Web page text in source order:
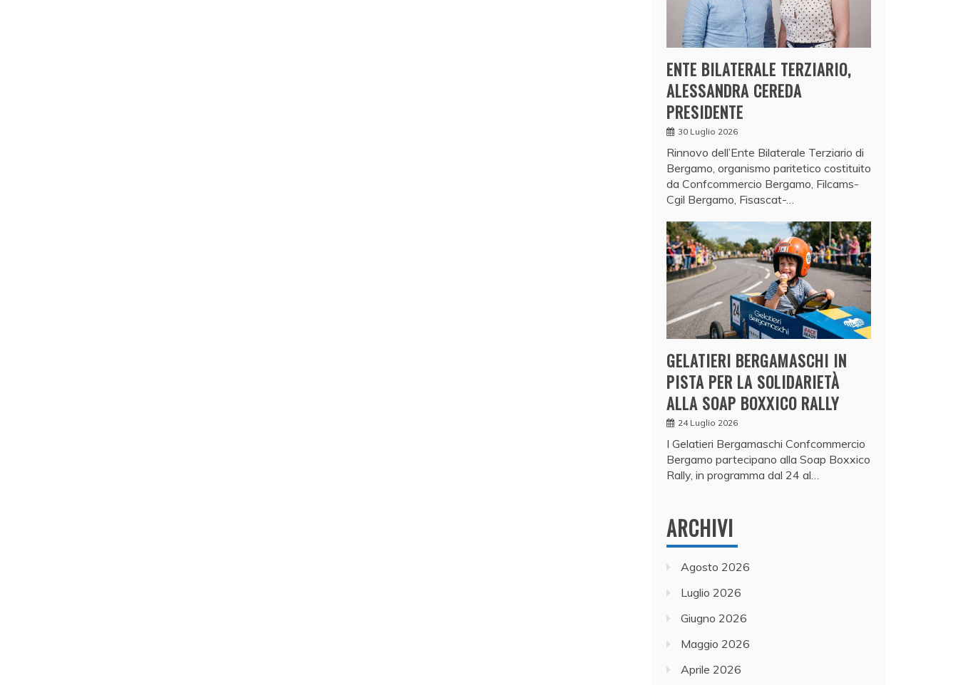
ENTE BILATERALE TERZIARIO,
ALESSANDRA CEREDA
PRESIDENTE
30 Luglio 2026
Rinnovo dell’Ente Bilaterale Terziario di
Bergamo, organismo paritetico costituito
da Confcommercio Bergamo, Filcams-
Cgil Bergamo, Fisascat-…
GELATIERI BERGAMASCHI IN
PISTA PER LA SOLIDARIETÀ
ALLA SOAP BOXXICO RALLY
24 Luglio 2026
I Gelatieri Bergamaschi Confcommercio
Bergamo partecipano alla Soap Boxxico
Rally, in programma dal 24 al…
ARCHIVI
Agosto 2026
Luglio 2026
Giugno 2026
Maggio 2026
Aprile 2026